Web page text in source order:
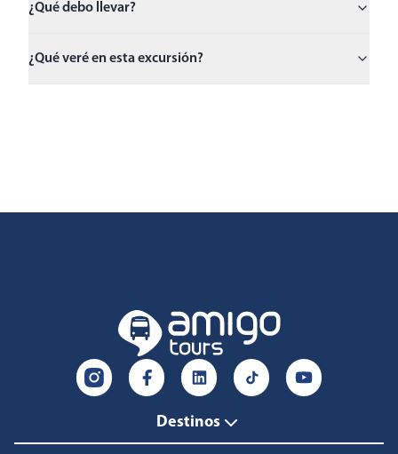
¿Qué debo llevar?
¿Qué veré en esta excursión?
Destinos